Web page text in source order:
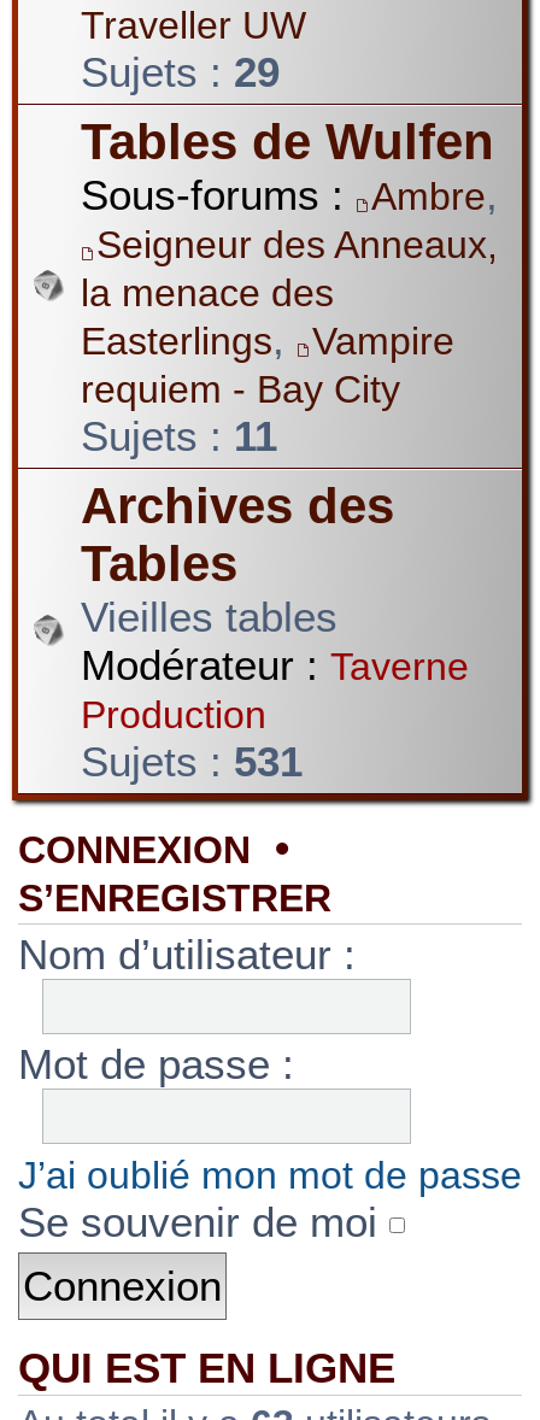
Traveller UW
Sujets : 29
Tables de Wulfen
Sous-forums : Ambre,
Seigneur des Anneaux,
la menace des
Easterlings,
Vampire
requiem - Bay City
Sujets : 11
Archives des
Tables
Vieilles tables
Modérateur : Taverne
Production
Sujets : 531
CONNEXION •
S’ENREGISTRER
Nom d’utilisateur :
Mot de passe :
J’ai oublié mon mot de passe
Se souvenir de moi
QUI EST EN LIGNE